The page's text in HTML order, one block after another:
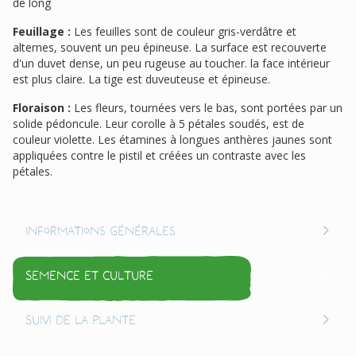
Feuillage : Les feuilles sont de couleur gris-verdâtre et
alternes, souvent un peu épineuse. La surface est recouverte
d'un duvet dense, un peu rugeuse au toucher. la face intérieur
est plus claire. La tige est duveuteuse et épineuse.
Floraison : Les fleurs, tournées vers le bas, sont portées par un
solide pédoncule. Leur corolle à 5 pétales soudés, est de
couleur violette. Les étamines à longues anthères jaunes sont
appliquées contre le pistil et créées un contraste avec les
pétales.
Informations générales
Semence et culture
Suivi de la plante